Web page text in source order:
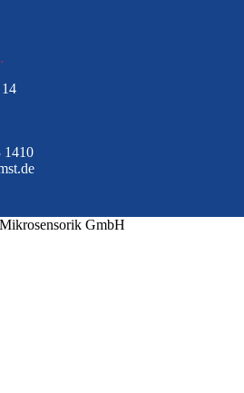
1410
GmbH